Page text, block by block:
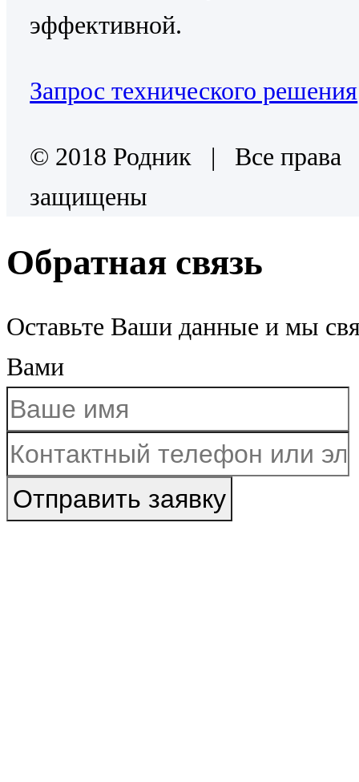
эффективной.
Запрос технического решения
© 2018 Родник | Все права
защищены
Обратная связь
Оставьте Ваши данные и мы
Вами